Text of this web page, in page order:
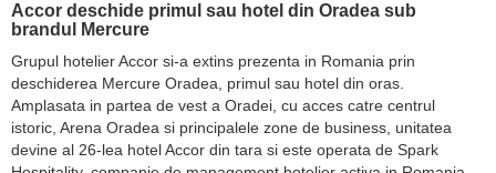
Accor deschide primul sau hotel din Oradea sub
brandul Mercure
Grupul hotelier Accor si-a extins prezenta in Romania prin
deschiderea Mercure Oradea, primul sau hotel din oras.
Amplasata in partea de vest a Oradei, cu acces catre centrul
istoric, Arena Oradea si principalele zone de business, unitatea
devine al 26-lea hotel Accor din tara si este operata de Spark